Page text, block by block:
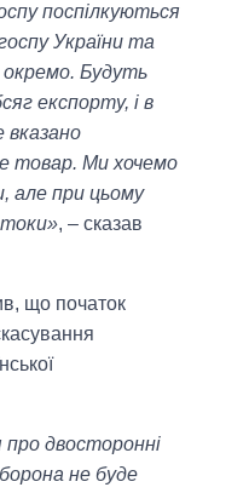
поспілкуються
України та
окремо. Будуть
експорту, і в
вказано
товар. Ми хочемо
але при цьому
, – сказав
що початок
двосторонні
не буде